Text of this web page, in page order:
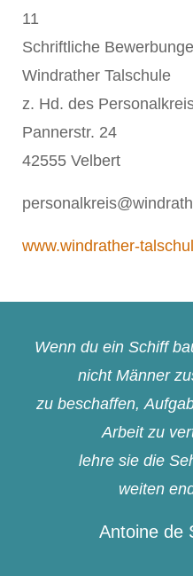
11
Schriftliche
Windrather Talschule
z. Hd. des
Pannerstr. 24
42555 Velbert
www.windrather-
Wenn du ein Schiff
nicht Männer
zu beschaffen,
Arbeit zu
lehre sie die
weiten
Antoine de